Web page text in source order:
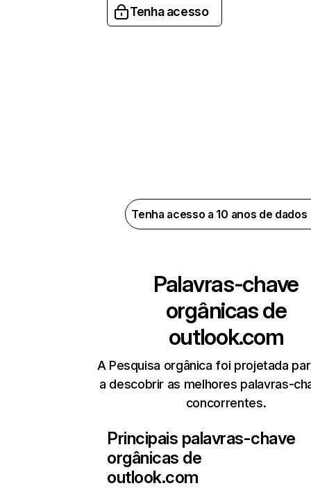
Tenha acesso
Tenha acesso a 10 anos de
Palavras-chave
orgânicas de
outlook.com
A Pesquisa orgânica foi projetada
a descobrir as melhores palavras-
concorrentes.
Principais palavras-chave
orgânicas de
outlook.com